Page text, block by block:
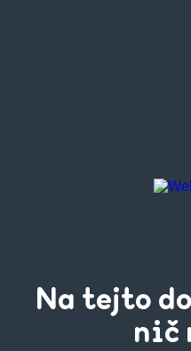
Na tejto
nič